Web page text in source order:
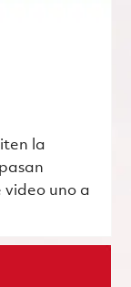
la
uno a